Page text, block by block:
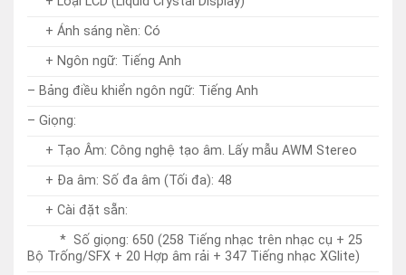
– Giọng:
+ Tạo Âm: Công nghệ tạo âm. Lấy mẫu AWM Stereo
+ Đa âm: Số đa âm (Tối đa): 48
+ Cài đặt sẵn:
* Số giọng: 650 (258 Tiếng nhạc trên nhạc cụ + 25
Bộ Trống/SFX + 20 Hợp âm rải + 347 Tiếng nhạc XGlite)
+ Tính tương thích:
* GM: Có
* XGlite: Có
– Biến Tấu: